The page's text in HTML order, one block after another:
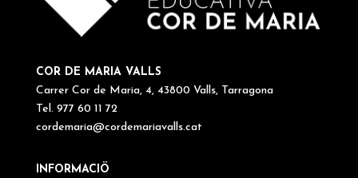
COR DE MARIA VALLS
Carrer Cor de Maria, 4, 43800 Valls, Tarragona
Tel. 977 60 11 72
cordemaria@cordemariavalls.cat
INFORMACIÖ